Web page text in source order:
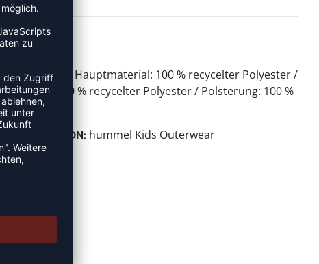
MATERIAL:
Hauptmaterial: 100 % recycelter Polyester /
Futter: 100 % recycelter Polyester / Polsterung: 100 %
Polyester
KOLLEKTION: hummel Kids Outerwear